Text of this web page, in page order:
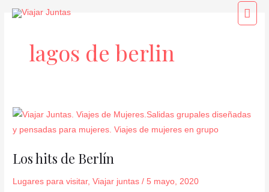
lagos de berlin
Los hits de Berlín
Lugares para visitar,Viajar juntas / 5 mayo, 2020
Los
hits
Berlín